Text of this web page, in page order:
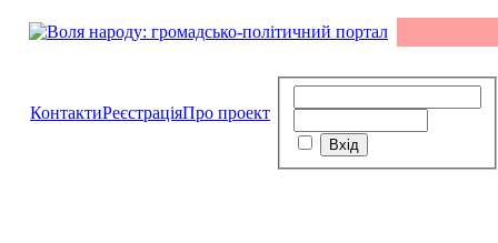
КонтактиРеєстраціяПро проект